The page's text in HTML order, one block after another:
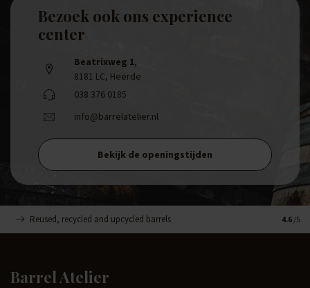
Bezoek ook ons experience
center
Beatrixweg 1,
8181 LC, Heerde
038 376 0185
info@barrelatelier.nl
Bekijk de openingstijden
Reused, recycled and upcycled barrels 4.6 /5
Barrel Atelier